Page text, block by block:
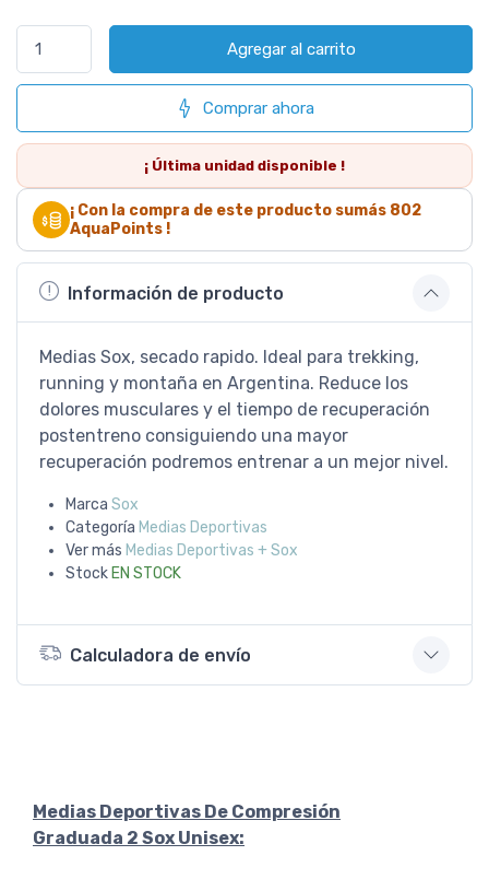
Agregar al carrito
Comprar ahora
¡ Última unidad disponible !
¡ Con la compra de este producto sumás 802
AquaPoints !
Información de producto
Medias Sox, secado rapido. Ideal para trekking,
running y montaña en Argentina. Reduce los
dolores musculares y el tiempo de recuperación
postentreno consiguiendo una mayor
recuperación podremos entrenar a un mejor nivel.
Marca Sox
Categoría Medias Deportivas
Ver más Medias Deportivas + Sox
StockEN STOCK
Calculadora de envío
Medias Deportivas De Compresión
Graduada 2 Sox Unisex: